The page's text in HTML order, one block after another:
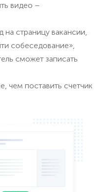
видео –
на страницу вакансии,
собеседование»,
сможет записать
чем поставить счетчик